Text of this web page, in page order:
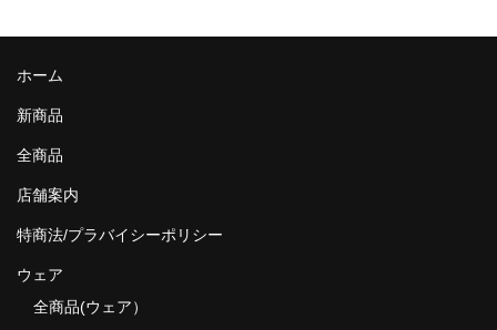
トートバッグ
ホーム
新商品
全商品
店舗案内
特商法/プラバイシーポリシー
ウェア
全商品(ウェア）